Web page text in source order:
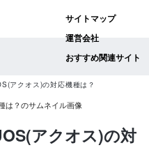
サイトマップ
運営会社
おすすめ関連サイト
アクオス)の対応機種は？
アクオス)の対